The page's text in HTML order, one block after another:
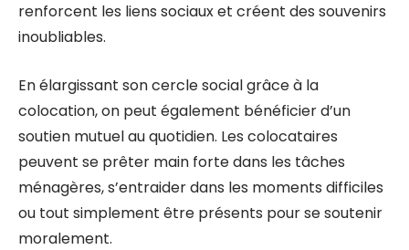
renforcent les liens sociaux et créent des souvenirs
inoubliables.
En élargissant son cercle social grâce à la
colocation, on peut également bénéficier d’un
soutien mutuel au quotidien. Les colocataires
peuvent se prêter main forte dans les tâches
ménagères, s’entraider dans les moments difficiles
ou tout simplement être présents pour se soutenir
moralement.